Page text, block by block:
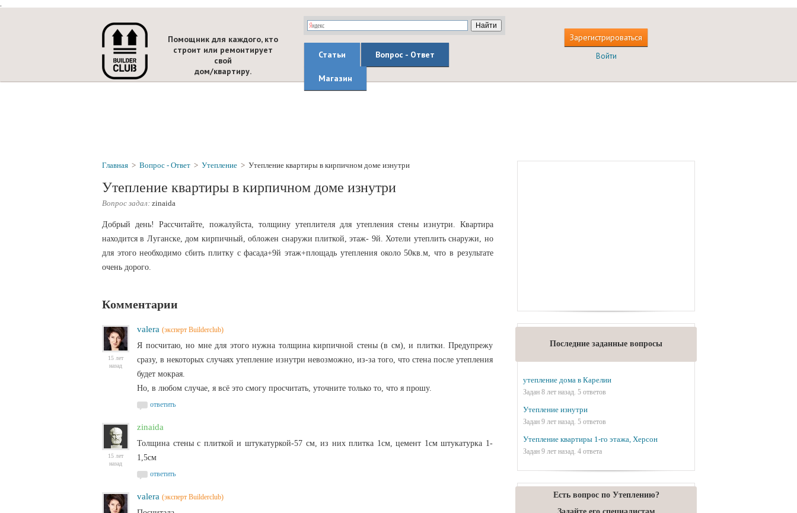
.
Зарегистрироваться
Войти
Помощник для каждого, кто
строит или ремонтирует
свой
дом/квартиру.
Статьи Вопрос - Ответ
Магазин
Последние заданные вопросы
утепление дома в Карелии
Задан 8 лет назад. 5 ответов
Утепление изнутри
Задан 9 лет назад. 5 ответов
Утепление квартиры 1-го этажа, Херсон
Задан 9 лет назад. 4 ответа
Есть вопрос по Утеплению?
Главная > Вопрос - Ответ > Утепление > Утепление квартиры в кирпичном доме изнутри
Утепление квартиры в кирпичном доме изнутри
Вопрос задал: zinaida
Добрый день! Рассчитайте, пожалуйста, толщину утеплителя для утепления стены изнутри. Квартира
находится в Луганске, дом кирпичный, обложен снаружи плиткой, этаж- 9й. Хотели утеплить снаружи, но
для этого необходимо сбить плитку с фасада+9й этаж+площадь утепления около 50кв.м, что в результате
очень дорого.
Комментарии
15 лет
назад
valera (эксперт Builderclub)
Я посчитаю, но мне для этого нужна толщина кирпичной стены (в см), и плитки. Предупрежу
сразу, в некоторых случаях утепление изнутри невозможно, из-за того, что стена после утепления
будет мокрая.
Но, в любом случае, я всё это смогу просчитать, уточните только то, что я прошу.
ответить
15 лет
назад
zinaida
Толщина стены с плиткой и штукатуркой-57 см, из них плитка 1см, цемент 1см штукатурка 1-
1,5см
ответить
valera (эксперт Builderclub)